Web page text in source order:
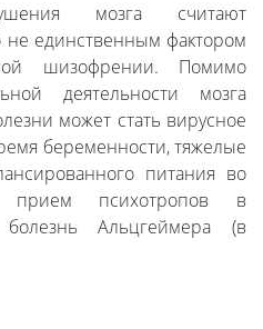
мозга считают
не единственным фактором
шизофрении. Помимо
деятельности мозга
может стать вирусное
беременности, тяжелые
питания во
прием психотропов в
Альцгеймера (в